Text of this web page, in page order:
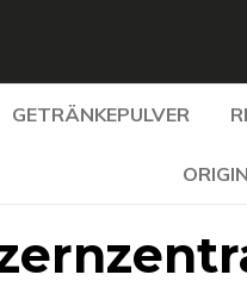
GETRÄNKEPULVER